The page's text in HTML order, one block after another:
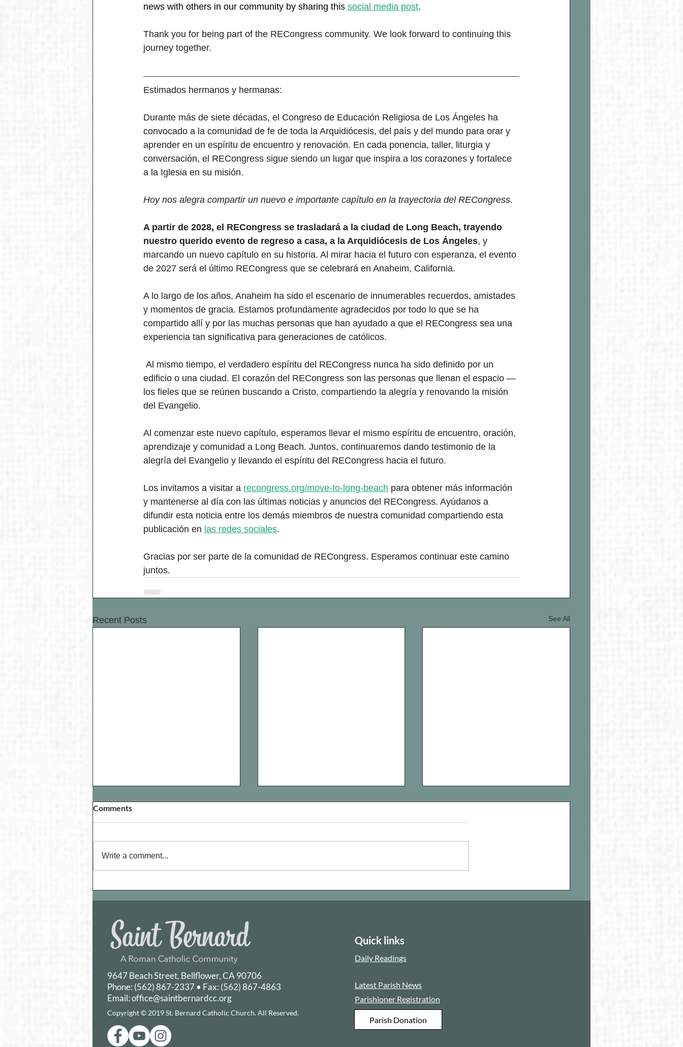
news with others in our community by sharing this social media post.
Thank you for being part of the RECongress community. We look forward to continuing this
journey together.
Estimados hermanos y hermanas:
Durante más de siete décadas, el Congreso de Educación Religiosa de Los Ángeles ha
convocado a la comunidad de fe de toda la Arquidiócesis, del país y del mundo para orar y
aprender en un espíritu de encuentro y renovación. En cada ponencia, taller, liturgia y
conversación, el RECongress sigue siendo un lugar que inspira a los corazones y fortalece
a la Iglesia en su misión.
Hoy nos alegra compartir un nuevo e importante capítulo en la trayectoria del RECongress.
A partir de 2028, el RECongress se trasladará a la ciudad de Long Beach, trayendo
nuestro querido evento de regreso a casa, a la Arquidiócesis de Los Ángeles, y
marcando un nuevo capítulo en su historia. Al mirar hacia el futuro con esperanza, el evento
de 2027 será el último RECongress que se celebrará en Anaheim, California.
A lo largo de los años, Anaheim ha sido el escenario de innumerables recuerdos, amistades
y momentos de gracia. Estamos profundamente agradecidos por todo lo que se ha
compartido allí y por las muchas personas que han ayudado a que el RECongress sea una
experiencia tan significativa para generaciones de católicos.
Al mismo tiempo, el verdadero espíritu del RECongress nunca ha sido definido por un
edificio o una ciudad. El corazón del RECongress son las personas que llenan el espacio —
los fieles que se reúnen buscando a Cristo, compartiendo la alegría y renovando la misión
del Evangelio.
Al comenzar este nuevo capítulo, esperamos llevar el mismo espíritu de encuentro, oración,
aprendizaje y comunidad a Long Beach. Juntos, continuaremos dando testimonio de la
alegría del Evangelio y llevando el espíritu del RECongress hacia el futuro.
Los invitamos a visitar a recongress.org/move-to-long-beach para obtener más información
y mantenerse al día con las últimas noticias y anuncios del RECongress. Ayúdanos a
difundir esta noticia entre los demás miembros de nuestra comunidad compartiendo esta
publicación en las redes sociales.
Gracias por ser parte de la comunidad de RECongress. Esperamos continuar este camino
juntos.
Recent Posts See All
Comments
Write a comment...
9647 Beach Street, Bellflower, CA 90706
Phone: (562) 867-2337 • Fax: (562) 867-4863
Email:office@saintbernardcc.org
Copyright © 2019 St. Bernard Catholic Church. All Reserved.
Quick links
Daily Readings
Latest Parish News
Parishioner Registration
Parish Donation